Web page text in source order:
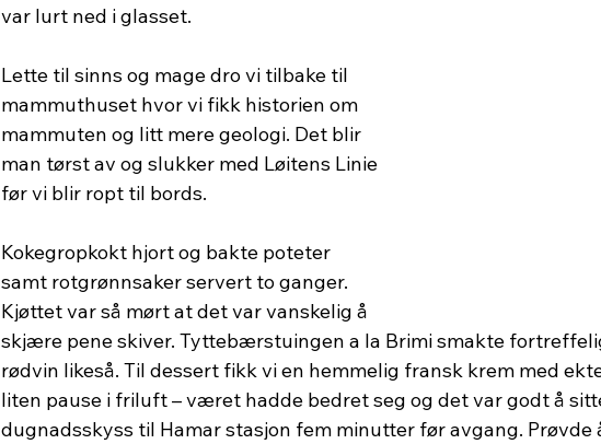
var lurt ned i glasset.
Lette til sinns og mage dro vi tilbake til
mammuthuset hvor vi fikk historien om
mammuten og litt mere geologi. Det blir
man tørst av og slukker med Løitens Linie
før vi blir ropt til bords.
Kokegropkokt hjort og bakte poteter
samt rotgrønnsaker servert to ganger.
Kjøttet var så mørt at det var vanskelig å
skjære pene skiver. Tyttebærstuingen a la Brimi smakte
rødvin likeså. Til dessert fikk vi en hemmelig fransk krem med
liten pause i friluft – været hadde bedret seg og det var godt å
dugnadsskyss til Hamar stasjon fem minutter før avgang. Prøvde